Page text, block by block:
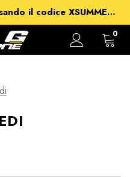
Extra -20% sui Saldi Estivi - usando il codice XSUMMER2026
superiori a 99€
XSUMMER2026
0